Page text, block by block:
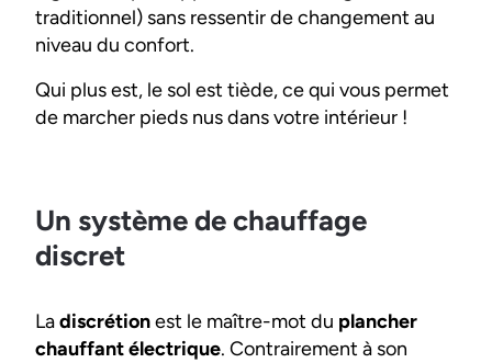
traditionnel) sans ressentir de changement au
niveau du confort.
Qui plus est, le sol est tiède, ce qui vous permet
de marcher pieds nus dans votre intérieur !
Un système de chauffage
discret
Ladiscrétionest le maître-mot du plancher
chauffant électrique. Contrairement à son